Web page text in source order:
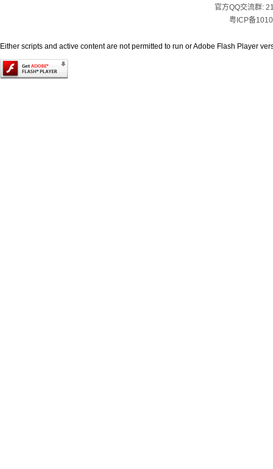
官方QQ交流群:
粤ICP备
Either scripts and active content are not permitted to run or Adobe Flash Player